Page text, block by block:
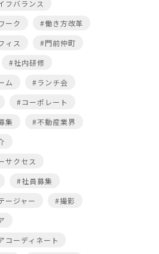
フバランス
ーク
#働き方改革
ィス
#門前仲町
#社内研修
ム
#ランチ会
#コーポレート
集
#不動産業界
サクセス
#社員募集
ージャー
#撮影
コーディネート